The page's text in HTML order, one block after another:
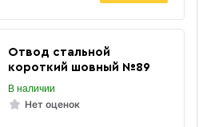
Отвод стальной
короткий шовный №89
В наличии
Нет оценок